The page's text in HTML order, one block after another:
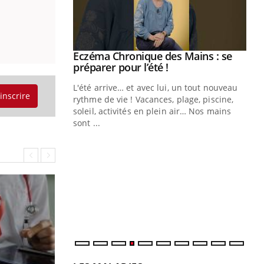
de type 2
chez les
les soignants.
Youtube
Eczéma Chronique des Mains : se
préparer pour l’été !Youtube
L'été arrive… et avec lui, un tout nouveau
rythme de vie ! Vacances, plage, piscine,
soleil, activités en plein air… Nos mains
sont ...